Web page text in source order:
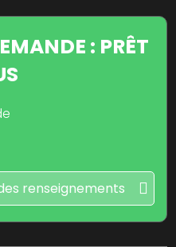
: PRÊT
renseignements